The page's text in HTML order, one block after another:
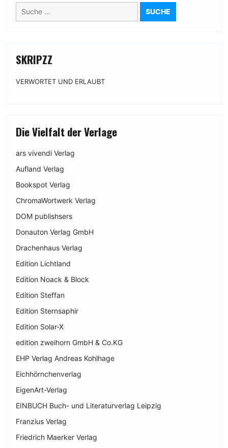
Suche
nach:
SKRIPZZ
VERWORTET UND ERLAUBT
Die Vielfalt der Verlage
ars vivendi Verlag
Aufland Verlag
Bookspot Verlag
ChromaWortwerk Verlag
DOM publishsers
Donauton Verlag GmbH
Drachenhaus Verlag
Edition Lichtland
Edition Noack & Block
Edition Steffan
Edition Sternsaphir
Edition Solar-X
edition zweihorn GmbH & Co.KG
EHP Verlag Andreas Kohlhage
Eichhörnchenverlag
EigenArt-Verlag
EINBUCH Buch- und Literaturverlag Leipzig
Franzius Verlag
Friedrich Maerker Verlag